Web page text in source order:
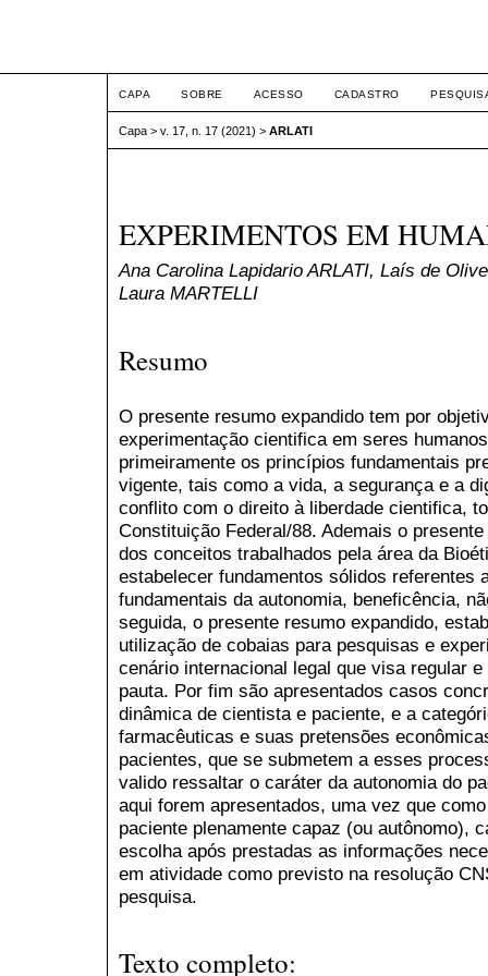
CAPA SOBRE ACESSO CADASTRO
Capa > v. 17, n. 17 (2021) > ARLATI
EXPERIMENTOS EM
Ana Carolina Lapidario ARLATI, Laís de
Laura MARTELLI
Resumo
O presente resumo expandido tem por
experimentação cientifica em seres
primeiramente os princípios fundamentais
vigente, tais como a vida, a segurança e a
conflito com o direito à liberdade cientifica,
Constituição Federal/88. Ademais o
dos conceitos trabalhados pela área da
estabelecer fundamentos sólidos referentes
fundamentais da autonomia, beneficência,
seguida, o presente resumo expandido,
utilização de cobaias para pesquisas e
cenário internacional legal que visa regular
pauta. Por fim são apresentados casos
dinâmica de cientista e paciente, e a
farmacêuticas e suas pretensões
pacientes, que se submetem a esses
valido ressaltar o caráter da autonomia do
aqui forem apresentados, uma vez que
paciente plenamente capaz (ou autônomo),
escolha após prestadas as informações
em atividade como previsto na resolução
pesquisa.
Texto completo: